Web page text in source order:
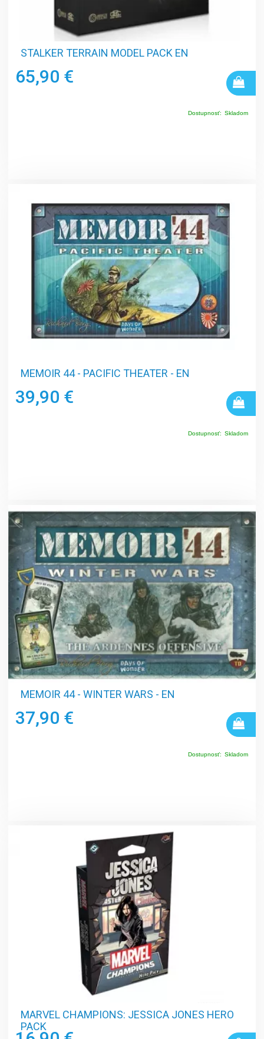
STALKER TERRAIN MODEL PACK EN
65,90 €
Dostupnosť: Skladom
MEMOIR 44 - PACIFIC THEATER - EN
39,90 €
Dostupnosť: Skladom
MEMOIR 44 - WINTER WARS - EN
37,90 €
Dostupnosť: Skladom
MARVEL CHAMPIONS: JESSICA JONES HERO
PACK